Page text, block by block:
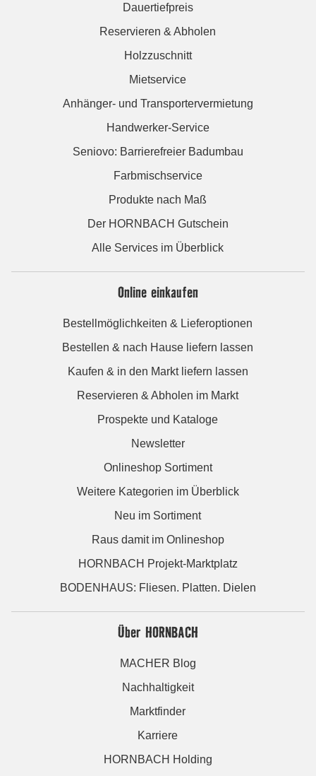
Dauertiefpreis
Reservieren & Abholen
Holzzuschnitt
Mietservice
Anhänger- und Transportervermietung
Handwerker-Service
Seniovo: Barrierefreier Badumbau
Farbmischservice
Produkte nach Maß
Der HORNBACH Gutschein
Alle Services im Überblick
Online einkaufen
Bestellmöglichkeiten & Lieferoptionen
Bestellen & nach Hause liefern lassen
Kaufen & in den Markt liefern lassen
Reservieren & Abholen im Markt
Prospekte und Kataloge
Newsletter
Onlineshop Sortiment
Weitere Kategorien im Überblick
Neu im Sortiment
Raus damit im Onlineshop
HORNBACH Projekt-Marktplatz
BODENHAUS: Fliesen. Platten. Dielen
Über HORNBACH
MACHER Blog
Nachhaltigkeit
Marktfinder
Karriere
HORNBACH Holding